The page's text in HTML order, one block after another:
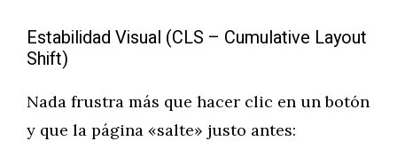
Estabilidad Visual (CLS – Cumulative Layout
Shift)
Nada frustra más que hacer clic en un botón
y que la página «salte» justo antes: